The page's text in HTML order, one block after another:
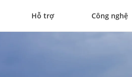
Hỗ trợ Công nghệ